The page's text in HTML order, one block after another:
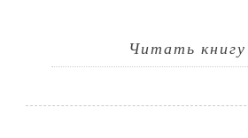
Читать книгу